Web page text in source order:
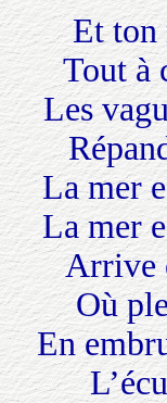
Et ton
Tout à
Les
La mer
La mer
Arrive
Où
En